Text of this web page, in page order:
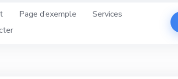
Page d’exemple
Services